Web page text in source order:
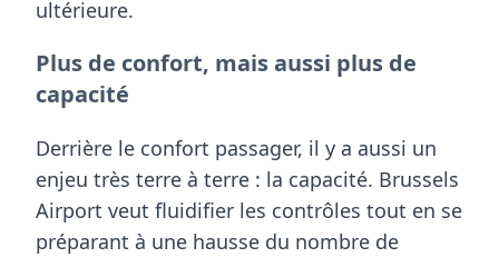
ultérieure.
Plus de confort, mais aussi plus de
capacité
Derrière le confort passager, il y a aussi un
enjeu très terre à terre : la capacité. Brussels
Airport veut fluidifier les contrôles tout en se
préparant à une hausse du nombre de